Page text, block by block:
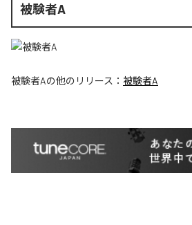
被験者A
被験者Aの他のリリース： 被験者A